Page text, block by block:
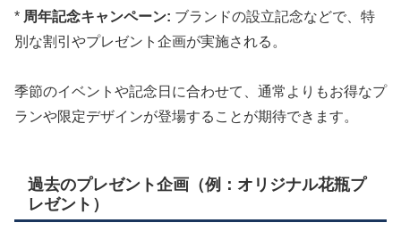
* 周年記念キャンペーン: ブランドの設立記念などで、特
別な割引やプレゼント企画が実施される。
季節のイベントや記念日に合わせて、通常よりもお得なプ
ランや限定デザインが登場することが期待できます。
過去のプレゼント企画（例：オリジナル花瓶プ
レゼント）